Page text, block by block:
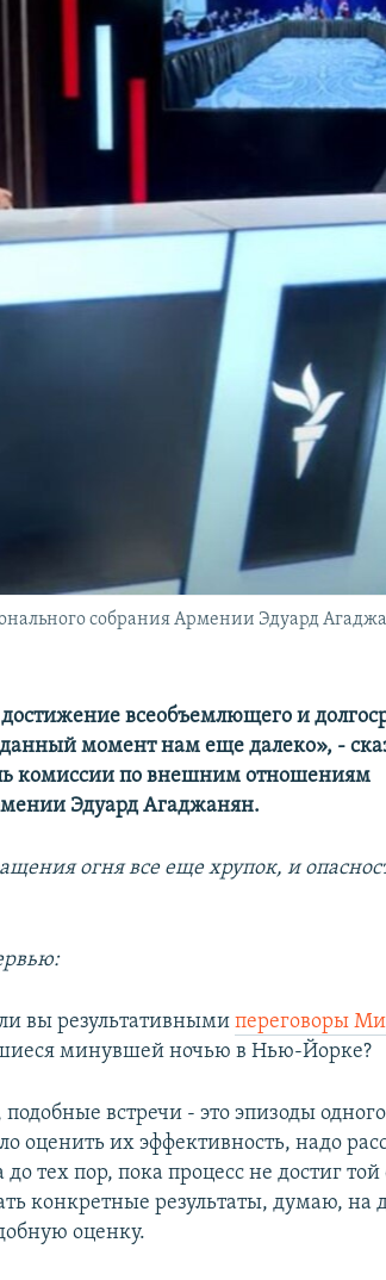
собрания Армении Эдуард
достижение всеобъемлющего и
момент нам еще далеко», -
комиссии по внешним отношениям
Эдуард Агаджанян.
огня все еще хрупок, и
вы результативнымипереговоры
минувшей ночью в Нью-Йорке?
подобные встречи - это эпизоды
оценить их эффективность, надо
до тех пор, пока процесс не достиг
конкретные результаты, думаю, на
оценку.